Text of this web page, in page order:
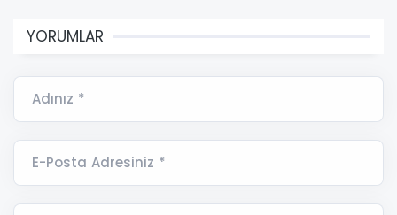
YORUMLAR
Adınız *
E-Posta Adresiniz *